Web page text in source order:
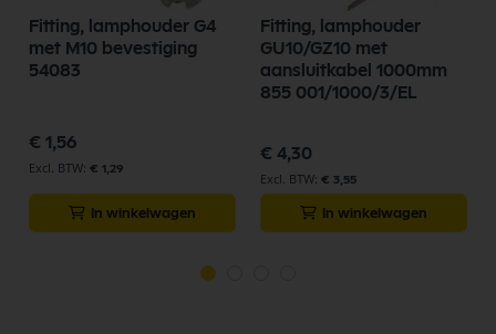
Fitting, lamphouder G4
met M10 bevestiging
54083
€ 1,56
€ 1,29
In winkelwagen
Fitting, lamphouder
GU10/GZ10 met
aansluitkabel 1000mm
855 001/1000/3/EL
€ 4,30
€ 3,55
In winkelwagen